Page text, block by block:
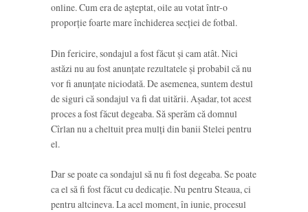
online. Cum era de așteptat, oile au votat într-o
proporție foarte mare închiderea secției de fotbal.
Din fericire, sondajul a fost făcut și cam atât. Nici
astăzi nu au fost anunțate rezultatele și probabil că nu
vor fi anunțate niciodată. De asemenea, suntem destul
de siguri că sondajul va fi dat uitării. Așadar, tot acest
proces a fost făcut degeaba. Să sperăm că domnul
Cîrlan nu a cheltuit prea mulți din banii Stelei pentru
el.
Dar se poate ca sondajul să nu fi fost degeaba. Se poate
ca el să fi fost făcut cu dedicație. Nu pentru Steaua, ci
pentru altcineva. La acel moment, în iunie, procesul